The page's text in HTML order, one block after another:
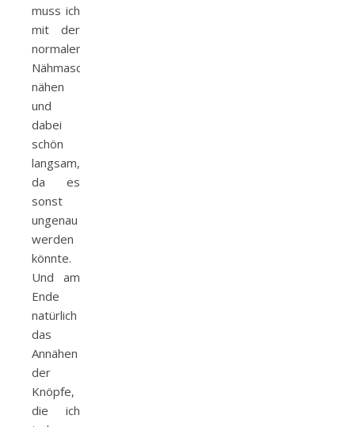
muss ich
mit der
normalen
Nähmaschine
nähen
und
dabei
schön
langsam,
da es
sonst
ungenau
werden
könnte.
Und am
Ende
natürlich
das
Annähen
der
Knöpfe,
die ich